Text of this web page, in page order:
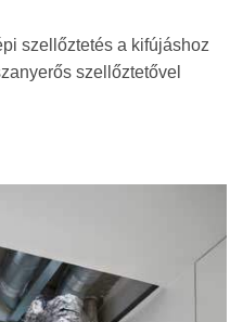
szellőztetés a kifújáshoz
szellőztetővel